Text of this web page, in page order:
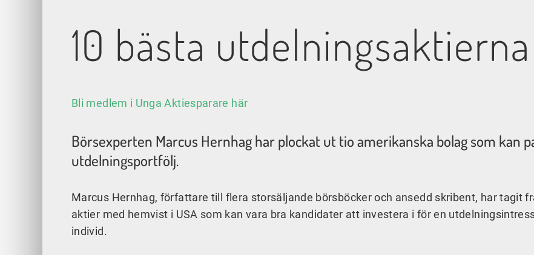
10 bästa utdelningsaktierna
Bli medlem i Unga Aktiesparare här
Börsexperten Marcus Hernhag har plockat ut tio amerikanska bolag som kan
utdelningsportfölj.
Marcus Hernhag, författare till flera storsäljande börsböcker och ansedd skribent, har tagit
aktier med hemvist i USA som kan vara bra kandidater att investera i för en
individ.